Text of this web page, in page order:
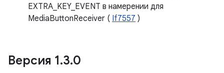
EXTRA_KEY_EVENT в намерении для
MediaButtonReceiver ( If7557 )
Версия 1.3.0